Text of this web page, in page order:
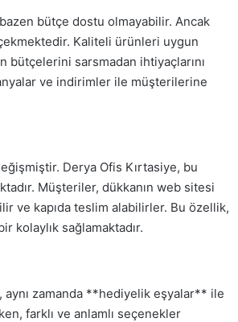
bütçe dostu olmayabilir. Ancak
Kaliteli ürünleri uygun
bütçelerini sarsmadan ihtiyaçlarını
ve indirimler ile müşterilerine
Derya Ofis Kırtasiye, bu
Müşteriler, dükkanın web sitesi
ve kapıda teslim alabilirler. Bu özellik,
kolaylık sağlamaktadır.
aynı zamanda **hediyelik eşyalar** ile
farklı ve anlamlı seçenekler